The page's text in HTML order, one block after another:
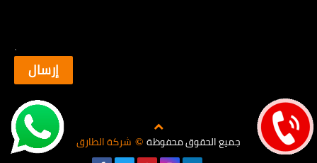
جميع الحقوق محفوظة © شركة الطارق